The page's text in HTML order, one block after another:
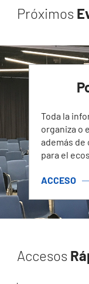
Próximos
Toda la
organiza o
además
para el
ACCESO
Accesos